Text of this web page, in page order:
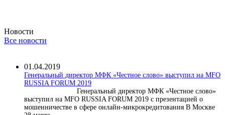
Новости
Все новости
01.04.2019
Генеральный директор МФК «Честное слово» выступил на MFO
RUSSIA FORUM 2019
Генеральный директор МФК «Честное слово»
выступил на MFO RUSSIA FORUM 2019 с презентацией о
мошенничестве в сфере онлайн-микрокредитования В Москве